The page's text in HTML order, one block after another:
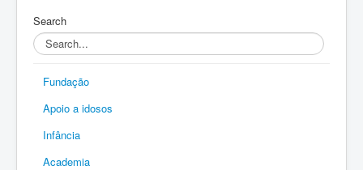
Search
Fundação
Apoio a idosos
Infância
Academia